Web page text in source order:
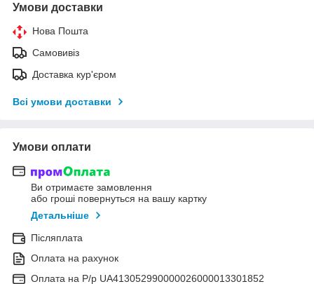
Умови доставки
Нова Пошта
Самовивіз
Доставка кур'єром
Всі умови доставки
Умови оплати
Ви отримаєте замовлення
або гроші повернуться на вашу картку
Детальніше
Післяплата
Оплата на рахунок
Оплата на Р/р UA413052990000026000013301852